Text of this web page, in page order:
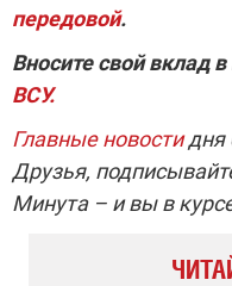
передовой.
Вносите свой вклад
ВСУ.
Главные новостидня
Друзья,
Минута – и вы в